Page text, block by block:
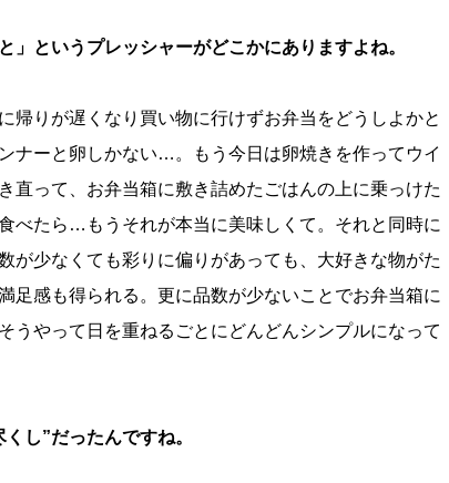
というプレッシャーがどこかにありますよね。
帰りが遅くなり買い物に行けずお弁当をどうしよかと
ナーと卵しかない…。もう今日は卵焼きを作ってウイ
直って、お弁当箱に敷き詰めたごはんの上に乗っけた
べたら…もうそれが本当に美味しくて。それと同時に
が少なくても彩りに偏りがあっても、大好きな物がた
足感も得られる。更に品数が少ないことでお弁当箱に
うやって日を重ねるごとにどんどんシンプルになって
し”だったんですね。